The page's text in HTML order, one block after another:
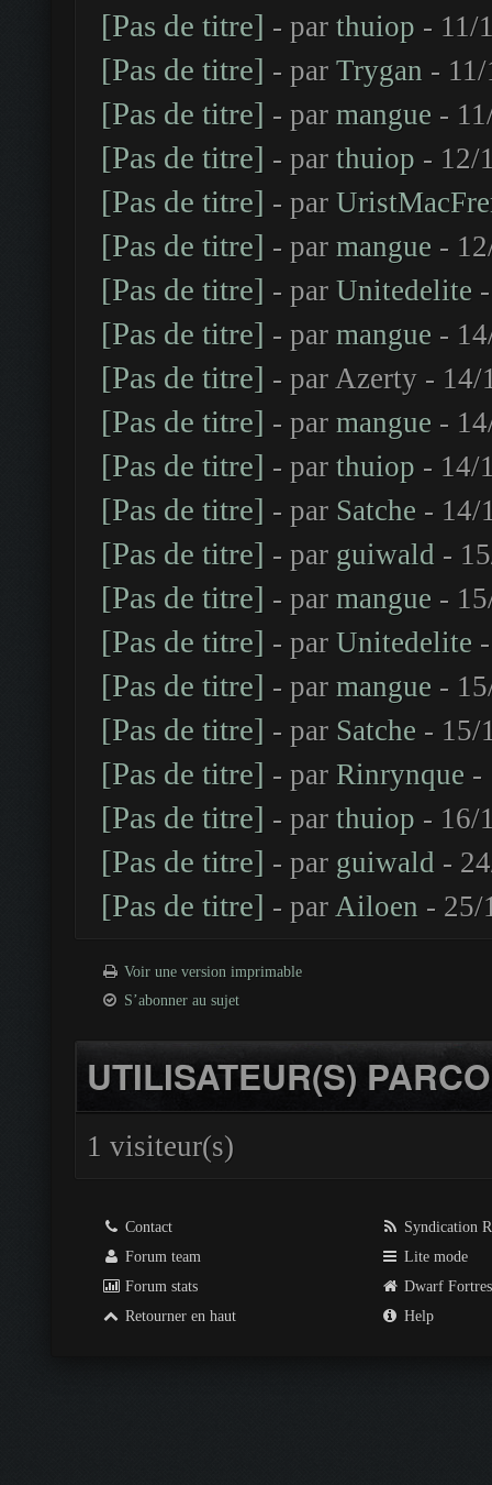
[Pas de titre] - par thuiop - 11/
[Pas de titre] - par Trygan -
[Pas de titre] - par mangue -
[Pas de titre] - par thuiop - 12/
[Pas de titre] - par
[Pas de titre] - par mangue -
[Pas de titre] - par Unitedelite
[Pas de titre] - par mangue -
[Pas de titre] - par Azerty - 14/
[Pas de titre] - par mangue -
[Pas de titre] - par thuiop - 14/
[Pas de titre] - par Satche - 14/
[Pas de titre] - par guiwald -
[Pas de titre] - par mangue -
[Pas de titre] - par Unitedelite
[Pas de titre] - par mangue -
[Pas de titre] - par Satche - 15/
[Pas de titre] - par Rinrynque -
[Pas de titre] - par thuiop - 16/
[Pas de titre] - par guiwald -
[Pas de titre] - par Ailoen - 25/
Voir une version imprimable
S’abonner au sujet
UTILISATEUR(S)
1 visiteur(s)
Contact
Forum team
Forum stats
Retourner en haut
Syndication
Lite mode
Dwarf
Help